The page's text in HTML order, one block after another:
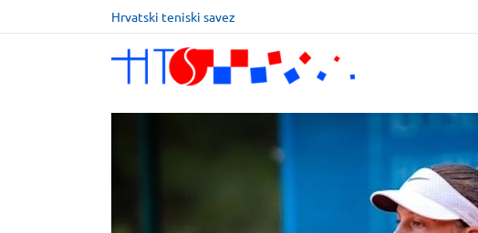
Hrvatski teniski savez